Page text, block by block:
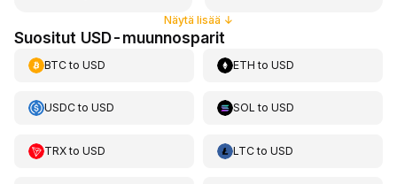
Näytä lisää ↓
Suositut USD-muunnosparit
BTCto USD ETH toUSD
USDCto USD SOL toUSD
TRXto USD LTCtoUSD